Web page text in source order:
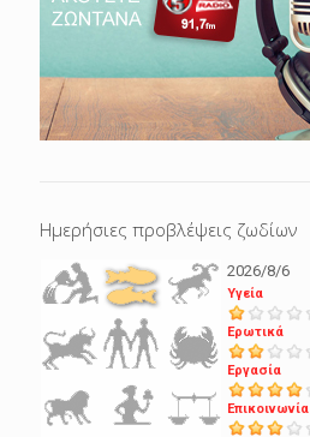
Ημερήσιες προβλέψεις ζωδίων
2026/8/6
Υγεία
Ερωτικά
Εργασία
Επικοινωνία